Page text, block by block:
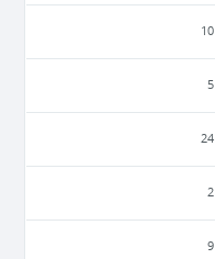
10
5
24
2
9